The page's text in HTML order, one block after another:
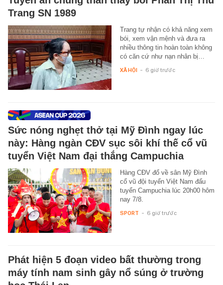
Trang SN 1989
Trang tự nhận có khả năng xem
bói, xem vận mệnh và đưa ra
nhiều thông tin hoàn toàn không
có căn cứ như nạn nhân bị…
XÃ HỘI - 6 giờ trước
Sức nóng nghẹt thở tại Mỹ Đình ngay lúc
này: Hàng ngàn CĐV sục sôi khí thế cổ vũ
tuyển Việt Nam đại thắng Campuchia
Hàng CĐV đổ về sân Mỹ Đình
cổ vũ đội tuyển Việt Nam đấu
tuyển Campuchia lúc 20h00 hôm
nay 7/8.
SPORT - 6 giờ trước
Phát hiện 5 đoạn video bất thường trong
máy tính nam sinh gây nổ súng ở trường